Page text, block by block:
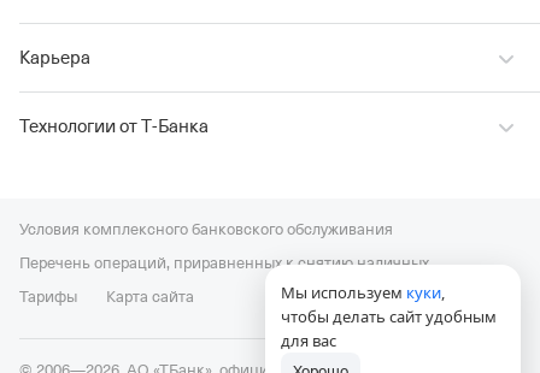
Карьера
Технологии от Т‑Банка
Условия комплексного банковского обслуживания
Перечень операций, приравненных к снятию наличных
Тарифы
Карта сайта Мы используем куки,
чтобы делать сайт удобным
для вас